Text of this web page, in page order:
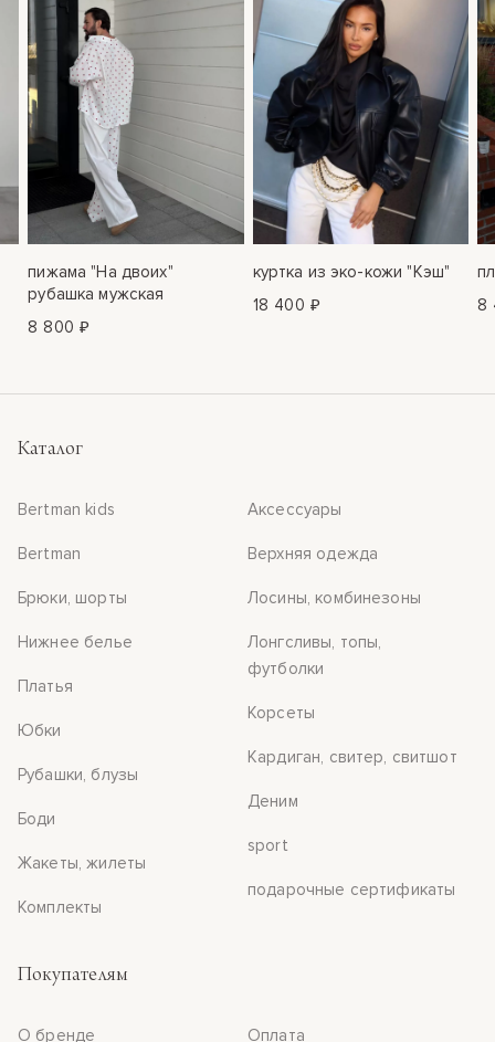
пижама "На двоих"
рубашка мужская
8 800 ₽
куртка из эко-кожи "Кэш"
18 400 ₽
8
Каталог
Bertman kids
Bertman
Брюки, шорты
Нижнее белье
Платья
Юбки
Рубашки, блузы
Боди
Жакеты, жилеты
Комплекты
Аксессуары
Верхняя одежда
Лосины, комбинезоны
Лонгсливы, топы,
футболки
Корсеты
Кардиган, свитер, свитшот
Деним
sport
подарочные сертификаты
Покупателям
О бренде Оплата